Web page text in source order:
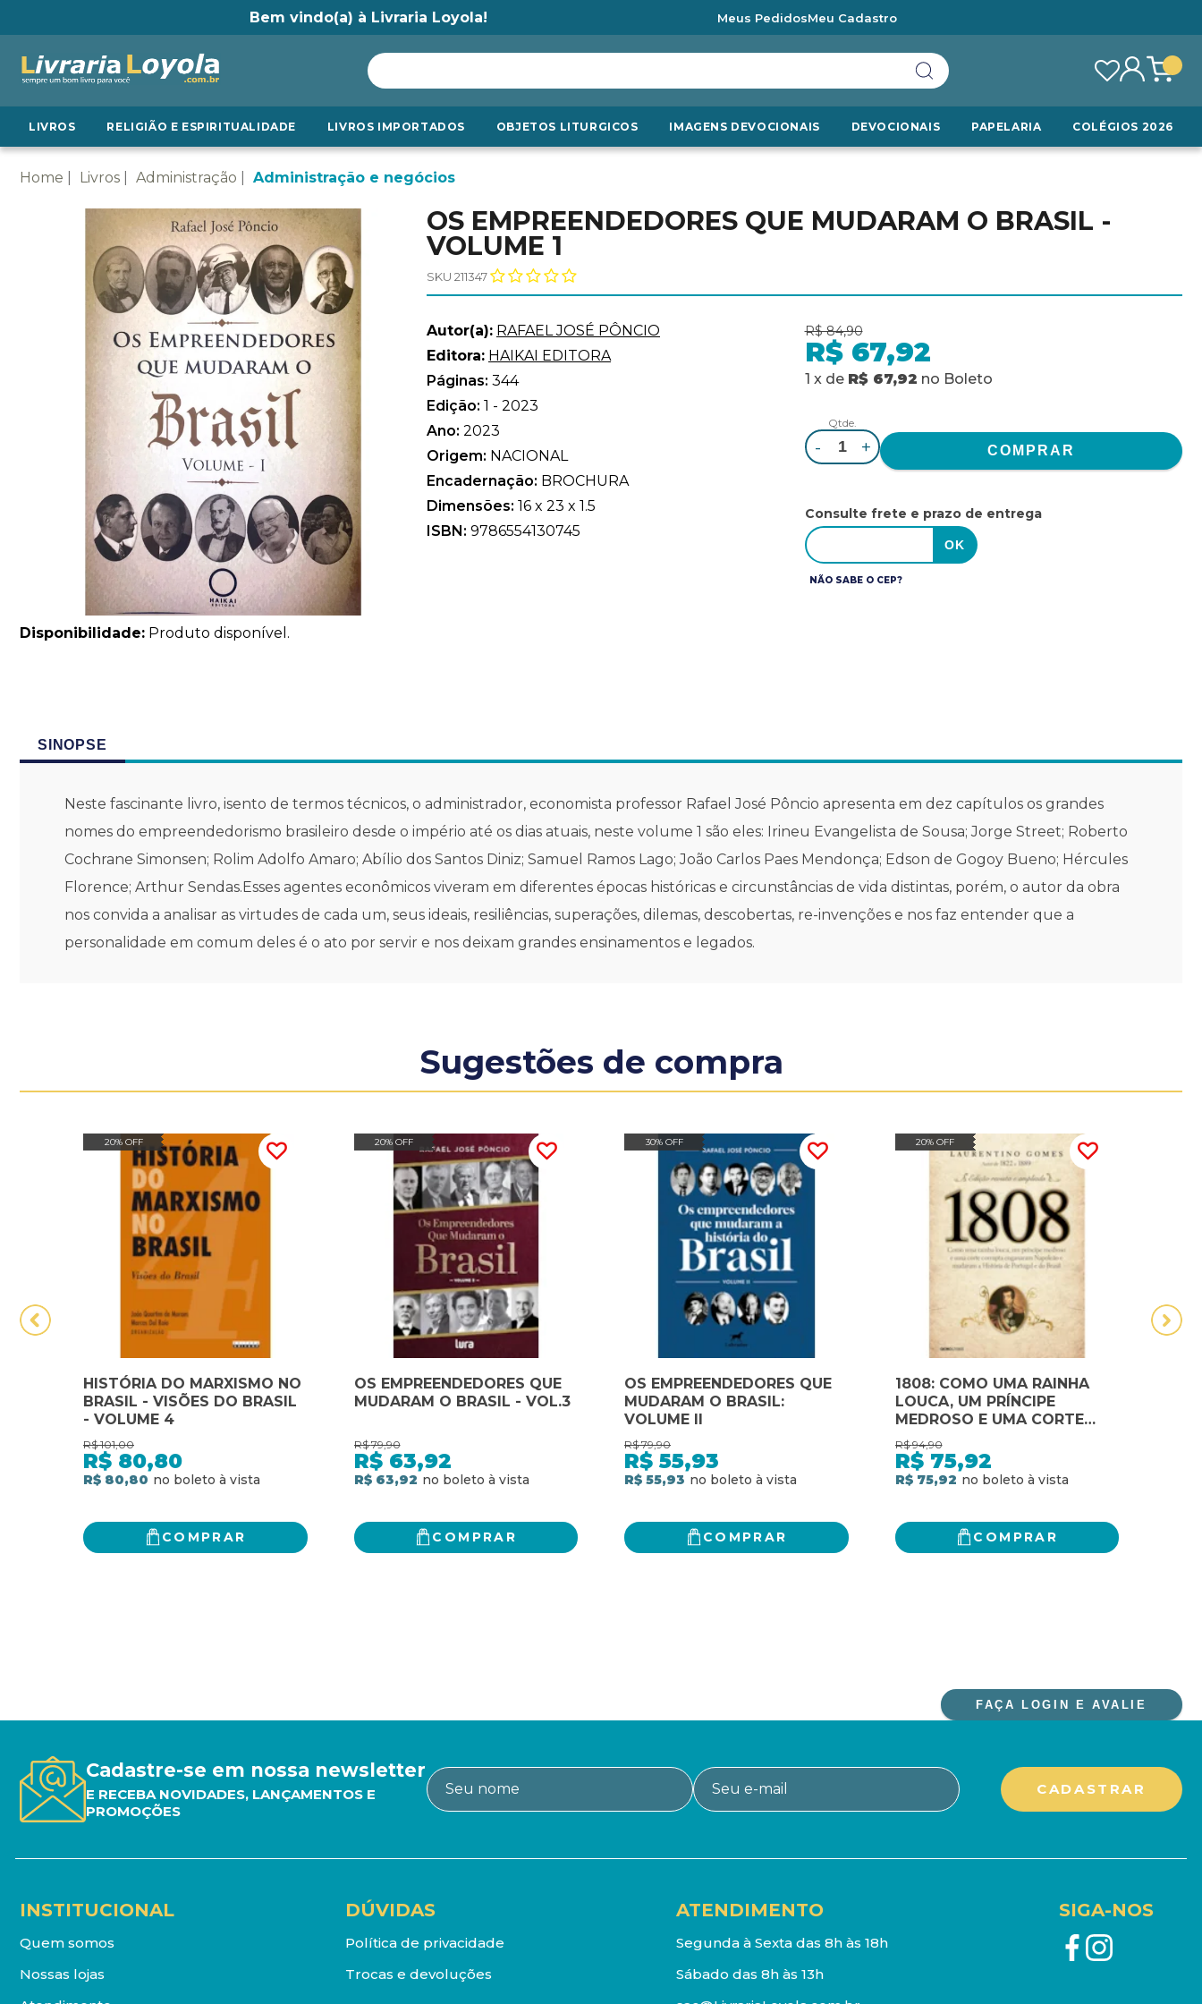
Bem vindo(a) à Livraria Loyola! Meus PedidosMeu Cadastro
LIVROS RELIGIÃO E ESPIRITUALIDADE LIVROS IMPORTADOS OBJETOS LITURGICOS IMAGENS DEVOCIONAIS DEVOCIONAIS PAPELARIA COLÉGIOS 2026
Home Livros Administração Administração e negócios
Disponibilidade: Produto disponível.
OS EMPREENDEDORES QUE MUDARAM O BRASIL -
VOLUME 1
SKU 211347
Autor(a): RAFAEL JOSÉ PÔNCIO
Editora: HAIKAI EDITORA
Páginas: 344
Edição: 1 - 2023
Ano: 2023
Origem: NACIONAL
Encadernação: BROCHURA
Dimensões: 16 x 23 x 1.5
ISBN: 9786554130745
R$ 84,90
R$ 67,92
1 x de R$ 67,92 no Boleto
Qtde.
- +
Consulte frete e prazo de entrega
NÃO SABE O CEP?
SINOPSE
Neste fascinante livro, isento de termos técnicos, o administrador, economista professor Rafael José Pôncio apresenta em dez capítulos os grandes
nomes do empreendedorismo brasileiro desde o império até os dias atuais, neste volume 1 são eles: Irineu Evangelista de Sousa; Jorge Street; Roberto
Cochrane Simonsen; Rolim Adolfo Amaro; Abílio dos Santos Diniz; Samuel Ramos Lago; João Carlos Paes Mendonça; Edson de Gogoy Bueno; Hércules
Florence; Arthur Sendas.Esses agentes econômicos viveram em diferentes épocas históricas e circunstâncias de vida distintas, porém, o autor da obra
nos convida a analisar as virtudes de cada um, seus ideais, resiliências, superações, dilemas, descobertas, re-invenções e nos faz entender que a
personalidade em comum deles é o ato por servir e nos deixam grandes ensinamentos e legados.
Sugestões de compra
20% OFF
HISTÓRIA DO MARXISMO NO
BRASIL - VISÕES DO BRASIL
- VOLUME 4
R$ 101,00
R$ 80,80
R$ 80,80
COMPRAR
20% OFF
OS EMPREENDEDORES QUE
MUDARAM O BRASIL - VOL.3
R$ 79,90
R$ 63,92
R$ 63,92
COMPRAR
30% OFF
OS EMPREENDEDORES QUE
MUDARAM O BRASIL:
VOLUME II
R$ 79,90
R$ 55,93
R$ 55,93
COMPRAR
20% OFF
1808: COMO UMA RAINHA
LOUCA, UM PRÍNCIPE
MEDROSO E UMA CORTE
CORRUPTA ENGANARAM
NAPOLEÃO E MUDARAM A
HISTÓRIA DE PORTUGAL E
DO BRASIL
R$ 94,90
R$ 75,92
R$ 75,92
COMPRAR
FAÇA LOGIN E AVALIE
Cadastre-se em nossa newsletter
E RECEBA NOVIDADES, LANÇAMENTOS E
PROMOÇÕES
INSTITUCIONAL
Quem somos
Nossas lojas
DÚVIDAS
Política de privacidade
Trocas e devoluções
ATENDIMENTO
Segunda à Sexta das 8h às 18h
Sábado das 8h às 13h
SIGA-NOS